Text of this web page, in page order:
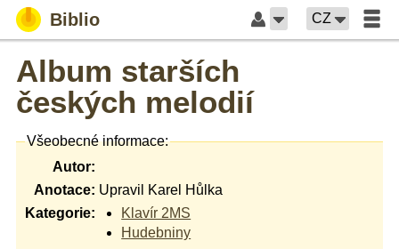
Biblio CZ
Album starších
českých melodií
Všeobecné informace:
Autor:
Anotace: Upravil Karel Hůlka
Kategorie:
Klavír 2MS
Hudebniny